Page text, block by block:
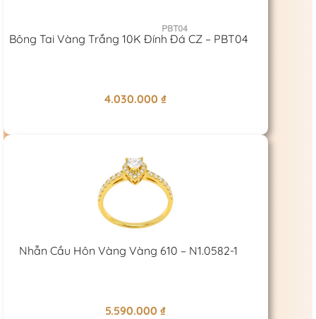
Bông Tai Vàng Trắng 10K Đính Đá CZ – PBT04
4.030.000₫
Nhẫn Cầu Hôn Vàng Vàng 610 – N1.0582-1
5.590.000₫